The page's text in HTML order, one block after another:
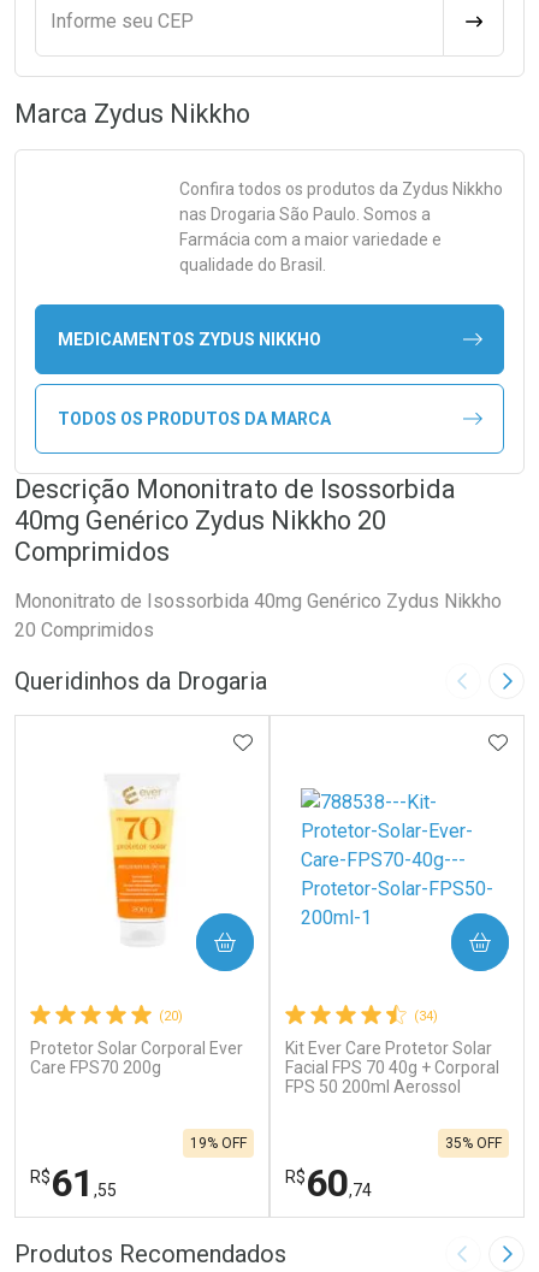
Informe seu CEP
Marca Zydus Nikkho
Confira todos os produtos da Zydus Nikkho
nas Drogaria São Paulo. Somos a
Farmácia com a maior variedade e
qualidade do Brasil.
MEDICAMENTOS ZYDUS NIKKHO
TODOS OS PRODUTOS DA MARCA
Descrição Mononitrato de Isossorbida
40mg Genérico Zydus Nikkho 20
Comprimidos
Mononitrato de Isossorbida 40mg Genérico Zydus Nikkho
20 Comprimidos
Queridinhos da Drogaria Imagem
(20)
Protetor Solar Corporal Ever
Care FPS70 200g
R$61 ,55
19% OFF
ADICIONAR AOS FAVORITOS
COMPRAR
FECHAR
FECHAR
(34)
Kit Ever Care Protetor Solar
Facial FPS 70 40g + Corporal
FPS 50 200ml Aerossol
R$60,74
35% OFF
COMPRAR
Produtos Recomendados Imagem